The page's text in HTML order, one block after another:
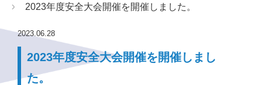
2023年度安全大会開催を開催しました。
2023.06.28
2023年度安全大会開催を開催しまし
た。